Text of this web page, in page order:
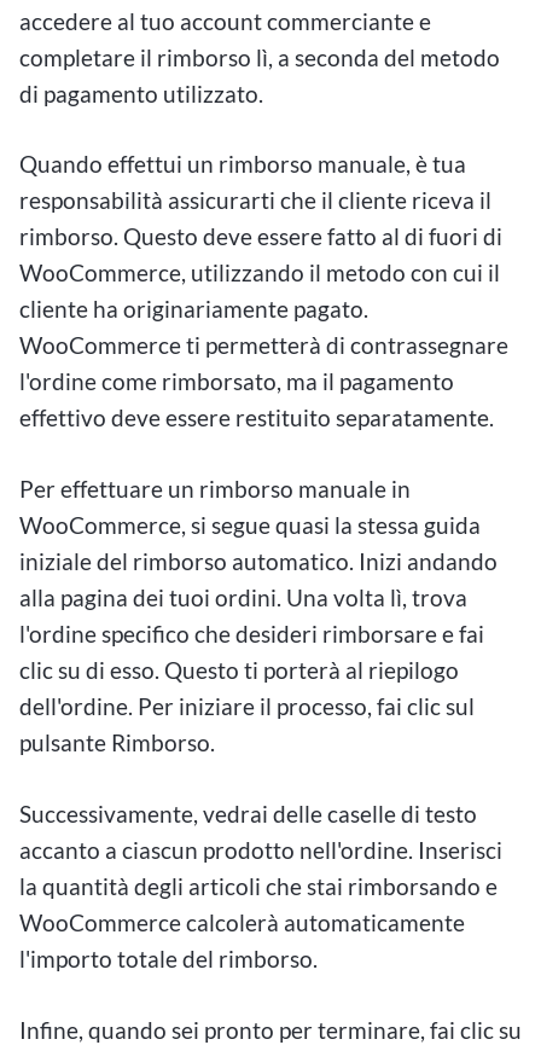
accedere al tuo account commerciante e
completare il rimborso lì, a seconda del metodo
di pagamento utilizzato.
Quando effettui un rimborso manuale, è tua
responsabilità assicurarti che il cliente riceva il
rimborso. Questo deve essere fatto al di fuori di
WooCommerce, utilizzando il metodo con cui il
cliente ha originariamente pagato.
WooCommerce ti permetterà di contrassegnare
l'ordine come rimborsato, ma il pagamento
effettivo deve essere restituito separatamente.
Per effettuare un rimborso manuale in
WooCommerce, si segue quasi la stessa guida
iniziale del rimborso automatico. Inizi andando
alla pagina dei tuoi ordini. Una volta lì, trova
l'ordine specifico che desideri rimborsare e fai
clic su di esso. Questo ti porterà al riepilogo
dell'ordine. Per iniziare il processo, fai clic sul
pulsante Rimborso.
Successivamente, vedrai delle caselle di testo
accanto a ciascun prodotto nell'ordine. Inserisci
la quantità degli articoli che stai rimborsando e
WooCommerce calcolerà automaticamente
l'importo totale del rimborso.
Infine, quando sei pronto per terminare, fai clic su